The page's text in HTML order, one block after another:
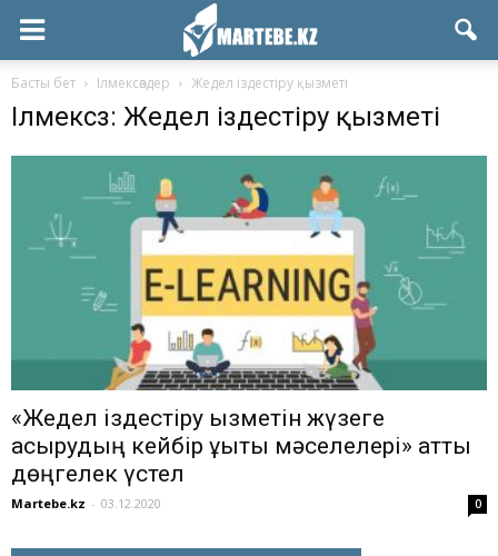
Басты бет Ілмексөздер Жедел іздестіру қызметі
Ілмексөз: Жедел іздестіру қызметі
«Жедел іздестіру қызметін жүзеге
асырудың кейбір құқықтық мәселелері» атты
дөңгелек үстел
Martebe.kz - 03.12.2020 0